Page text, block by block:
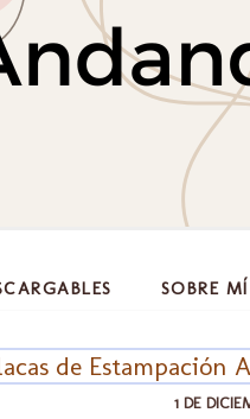
SOBRE MÍ
de Estampación
1 DE